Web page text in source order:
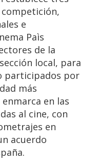
competición,
e
Paìs
de la
local, para
participados por
más
en las
al cine, con
en
acuerdo